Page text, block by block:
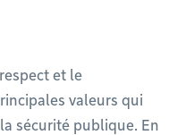
et le
valeurs qui
sécurité publique. En